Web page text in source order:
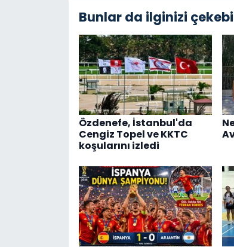
Bunlar da ilginizi
Özdenefe, İstanbul'da
Cengiz Topel ve KKTC
koşularını izledi